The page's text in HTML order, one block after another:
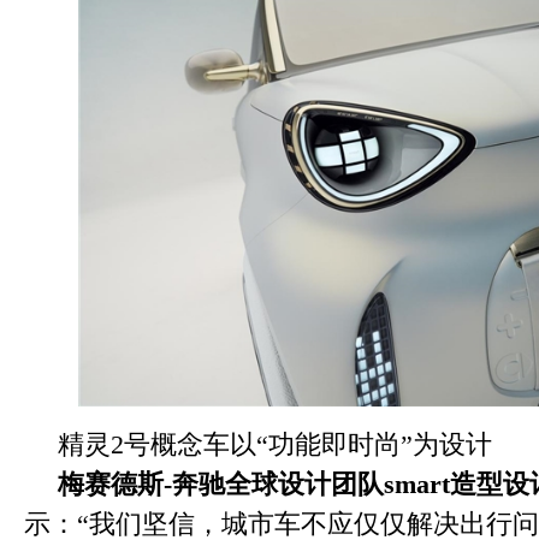
精灵2号概念车以“功能即时尚”为设计
梅赛德斯-奔驰全球设计团队smart造型设
示：“我们坚信，城市车不应仅仅解决出行